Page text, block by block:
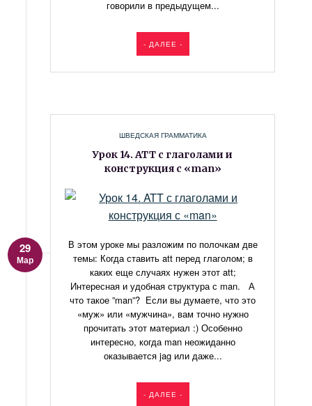
говорили в предыдущем...
- ДАЛЕЕ -
ШВЕДСКАЯ ГРАММАТИКА
Урок 14. ATT с глаголами и
конструкция с «man»
29
Мар
В этом уроке мы разложим по полочкам две
темы: Когда ставить att перед глаголом; в
каких еще случаях нужен этот att;
Интересная и удобная структура с man. А
что такое ”man”? Если вы думаете, что это
«муж» или «мужчина», вам точно нужно
прочитать этот материал :) Особенно
интересно, когда man неожиданно
оказывается jag или даже...
- ДАЛЕЕ -